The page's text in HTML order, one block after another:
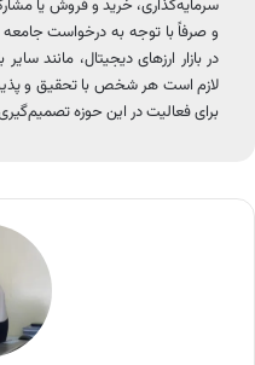
سرمایه‌گذاری، خرید و فروش یا
و صرفاً با توجه به درخواست جامعه
در بازار ارزهای دیجیتال، مانند
لازم است هر شخص با تحقیق و
برای فعالیت در این حوزه